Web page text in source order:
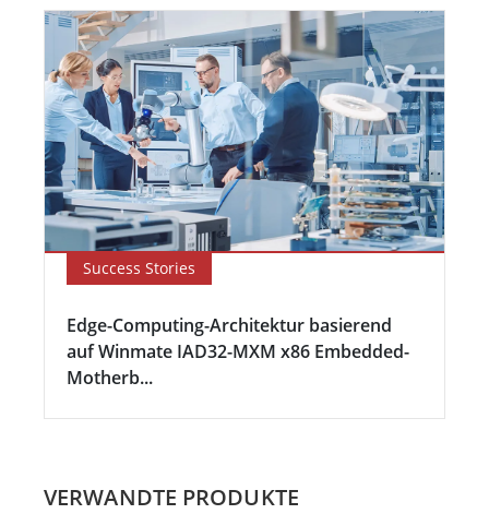
Success Stories
Edge-Computing-Architektur basierend
auf Winmate IAD32-MXM x86 Embedded-
Motherb...
VERWANDTE PRODUKTE